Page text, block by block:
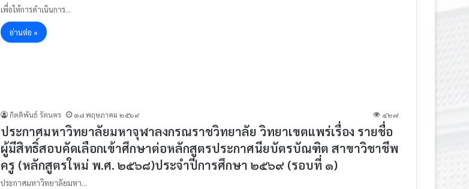
เพื่อให้การดำเนินการ…
อ่านต่อ »
กิตติพันธ์ รัตนคร ๑๘ พฤษภาคม ๒๕๖๙ ๔๒๗
ประกาศมหาวิทยาลัยมหาจุฬาลงกรณราชวิทยาลัย วิทยาเขตแพร่เรื่อง รายชื่อ
ผู้มีสิทธิ์สอบคัดเลือกเข้าศึกษาต่อหลักสูตรประกาศนียบัตรบัณฑิต สาขาวิชาชีพ
ครู (หลักสูตรใหม่ พ.ศ. ๒๕๖๘)ประจำปีการศึกษา ๒๕๖๙ (รอบที่ ๑)
ประกาศมหาวิทยาลัยมหา…